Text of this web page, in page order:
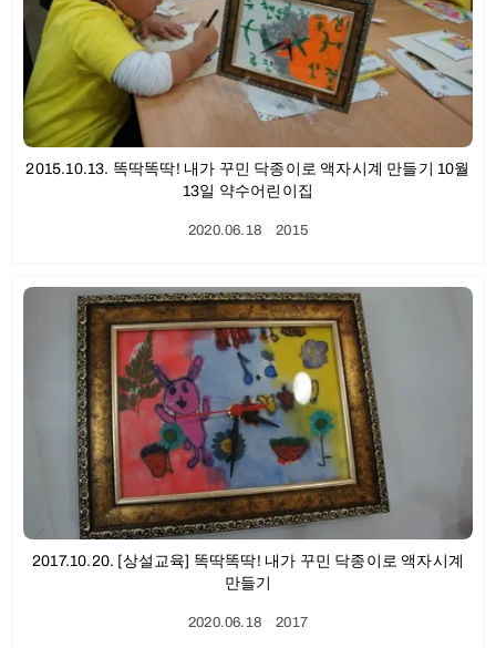
2015.10.13. 똑딱똑딱! 내가 꾸민 닥종이로 액자시계 만들기 10월
13일 약수어린이집
2020.06.18ㆍ2015
2017.10.20. [상설교육] 똑딱똑딱! 내가 꾸민 닥종이로 액자시계
만들기
2020.06.18ㆍ2017